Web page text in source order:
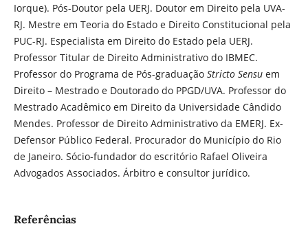
Iorque). Pós-Doutor pela UERJ. Doutor em Direito pela UVA-
RJ. Mestre em Teoria do Estado e Direito Constitucional pela
PUC-RJ. Especialista em Direito do Estado pela UERJ.
Professor Titular de Direito Administrativo do IBMEC.
Professor do Programa de Pós-graduação Stricto Sensuem
Direito – Mestrado e Doutorado do PPGD/UVA. Professor do
Mestrado Acadêmico em Direito da Universidade Cândido
Mendes. Professor de Direito Administrativo da EMERJ. Ex-
Defensor Público Federal. Procurador do Município do Rio
de Janeiro. Sócio-fundador do escritório Rafael Oliveira
Advogados Associados. Árbitro e consultor jurídico.
Referências